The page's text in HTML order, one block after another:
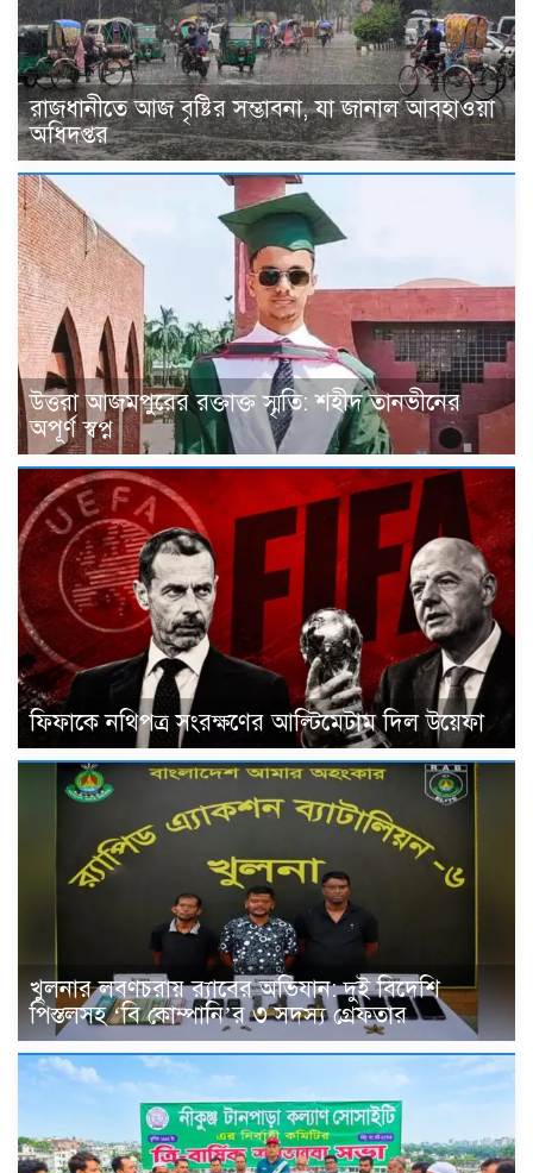
রাজধানীতে আজ বৃষ্টির সম্ভাবনা, যা জানাল আবহাওয়া
অধিদপ্তর
উত্তরা আজমপুরের রক্তাক্ত স্মৃতি: শহীদ তানভীনের
অপূর্ণ স্বপ্ন
ফিফাকে নথিপত্র সংরক্ষণের আল্টিমেটাম দিল উয়েফা
খুলনার লবণচরায় র‍্যাবের অভিযান: দুই বিদেশি
পিস্তলসহ ‘বি কোম্পানি’র ৩ সদস্য গ্রেফতার